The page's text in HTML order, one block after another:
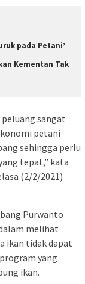
pada Petani’
Kementan Tak
sangat
petani
sehingga perlu
tepat,” kata
(2/2/2021)
Purwanto
melihat
ikan tidak dapat
yang
ikan.